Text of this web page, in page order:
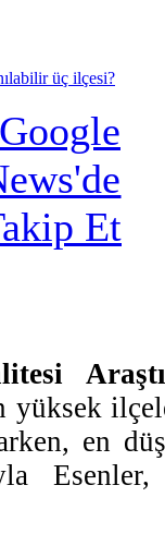
üç ilçesi?
yüksek
en
Esenler,